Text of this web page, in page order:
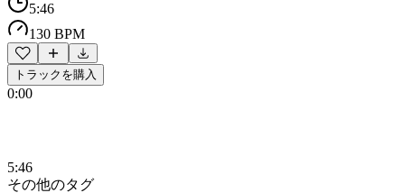
5:46
130 BPM
トラックを購入
0:00
5:46
その他のタグ